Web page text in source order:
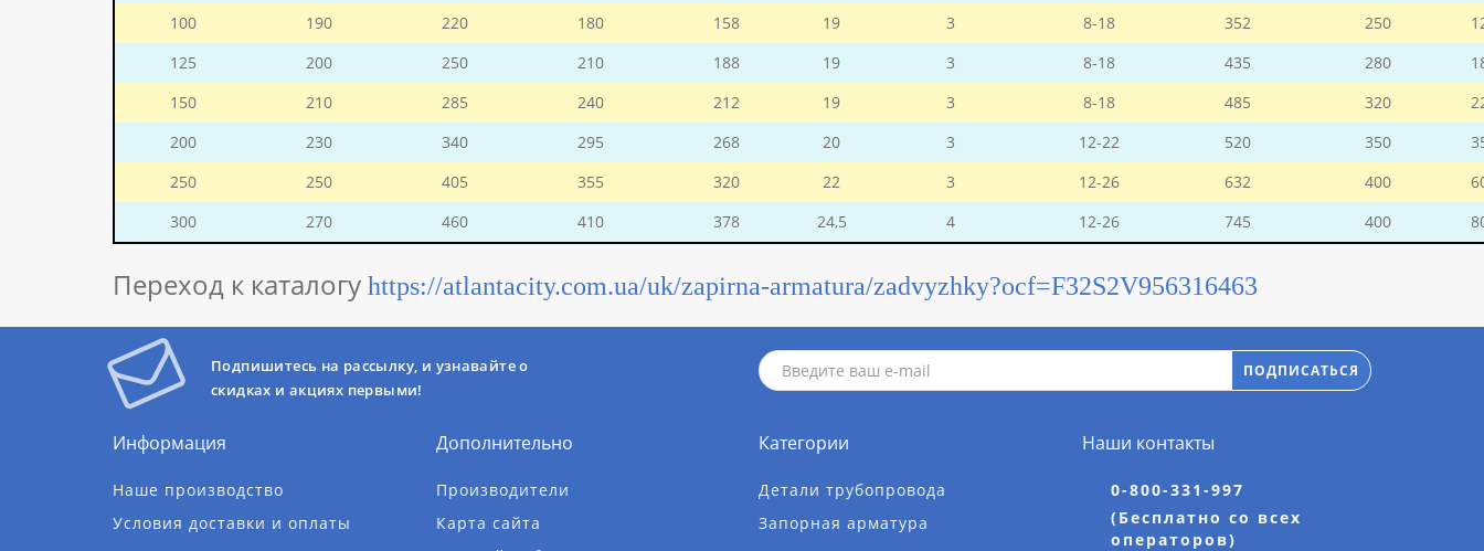
100
190 220 180 158 19 3 8-18 352 250
125
200 250 210 188 19 3 8-18 435 280
150
210 285 240 212 19 3 8-18 485 320
200
230 340 295 268 20 3 12-22 520 350
250
250 405 355 320 22 3 12-26 632 400
300
270 460 410 378 24,5 4 12-26 745 400
Переход к каталогу https://atlantacity.com.ua/uk/zapirna-armatura/zadvyzhky?ocf=F32S2V956316463
Подпишитесь на рассылку, и узнавайте о
скидках и акциях первыми!
ПОДПИСАТЬСЯ
Информация
Наше производство
Условия доставки и оплаты
Дополнительно
Производители
Карта сайта
Категории
Детали трубопровода
Запорная арматура
Наши контакты
0-800-331-997
(Бесплатно со всех
операторов)